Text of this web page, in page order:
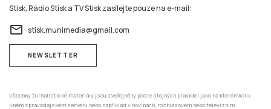
Stisk, Rádio Stisk a TV Stisk zasílejte pouze na e-mail:
email stisk.munimedia@gmail.com
NEWSLETTER
Všechny žurnalistické materiály jsou zveřejněny podle stejných pravidel jako na kterémkoliv
jiném zpravodajském serveru nebo například v novinách, rozhlasovém nebo televizním